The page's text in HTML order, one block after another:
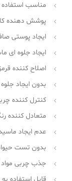
مناسب
پوشش دهنده
ایجاد پوستی
ایجاد جلوه ای
اصلاح کننده
بدون ایجاد
کنترل کننده
متعادل کننده
عدم ایجاد
بدون تست
جذب چربی مواد